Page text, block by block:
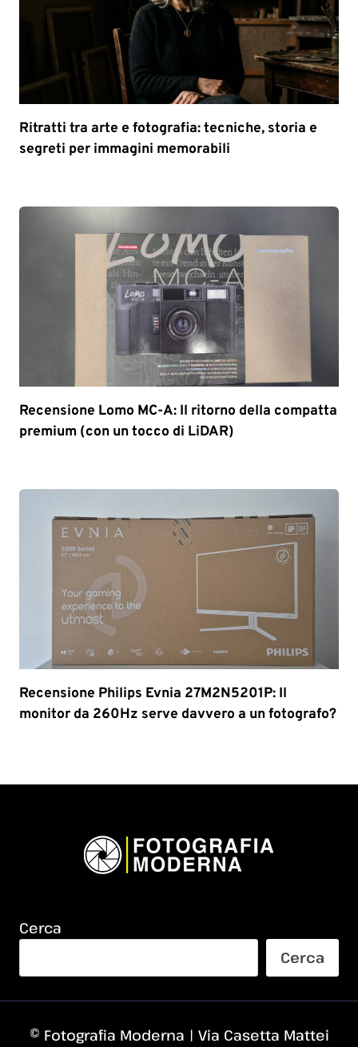
Ritratti tra arte e fotografia: tecniche, storia e
segreti per immagini memorabili
Recensione Lomo MC-A: Il ritorno della compatta
premium (con un tocco di LiDAR)
Recensione Philips Evnia 27M2N5201P: Il
monitor da 260Hz serve davvero a un fotografo?
Cerca
Cerca
© Fotografia Moderna | Via Casetta Mattei